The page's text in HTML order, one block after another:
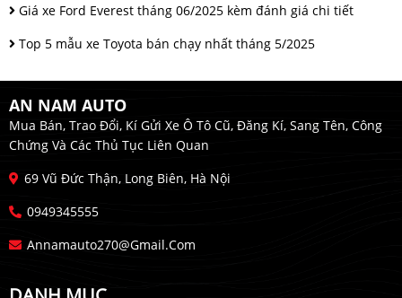
Giá xe Ford Everest tháng 06/2025 kèm đánh giá chi tiết
Top 5 mẫu xe Toyota bán chạy nhất tháng 5/2025
AN NAM AUTO
Mua Bán, Trao Đổi, Kí Gửi Xe Ô Tô Cũ, Đăng Kí, Sang Tên, Công
Chứng Và Các Thủ Tục Liên Quan
69 Vũ Đức Thận, Long Biên, Hà Nội
0949345555
Annamauto270@gmail.com